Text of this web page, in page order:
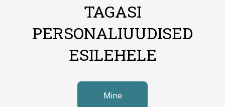
TAGASI
PERSONALIUUDISED
ESILEHELE
Mine